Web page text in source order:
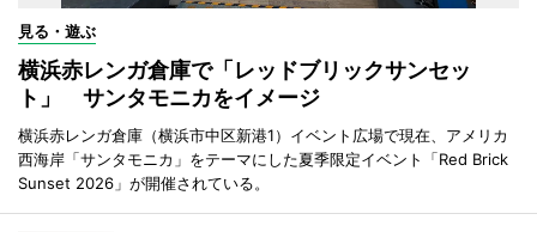
見る・遊ぶ
横浜赤レンガ倉庫で「レッドブリックサンセッ
ト」 サンタモニカをイメージ
横浜赤レンガ倉庫（横浜市中区新港1）イベント広場で現在、アメリカ
西海岸「サンタモニカ」をテーマにした夏季限定イベント「Red Brick
Sunset 2026」が開催されている。